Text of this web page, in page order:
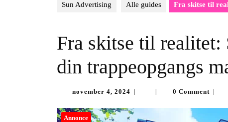
Sun Advertising Alle guides Fra skitse til
Fra skitse til realitet:
din trappeopgangs
november 4, 2024 november
2024
0 Comment
Annonce